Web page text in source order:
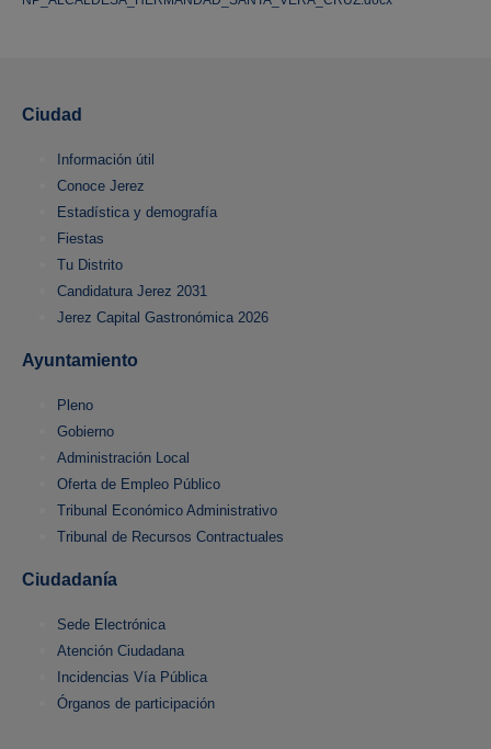
Ciudad
Información útil
Conoce Jerez
Estadística y demografía
Fiestas
Tu Distrito
Candidatura Jerez 2031
Jerez Capital Gastronómica 2026
Ayuntamiento
Pleno
Gobierno
Administración Local
Oferta de Empleo Público
Tribunal Económico Administrativo
Tribunal de Recursos Contractuales
Ciudadanía
Sede Electrónica
Atención Ciudadana
Incidencias Vía Pública
Órganos de participación